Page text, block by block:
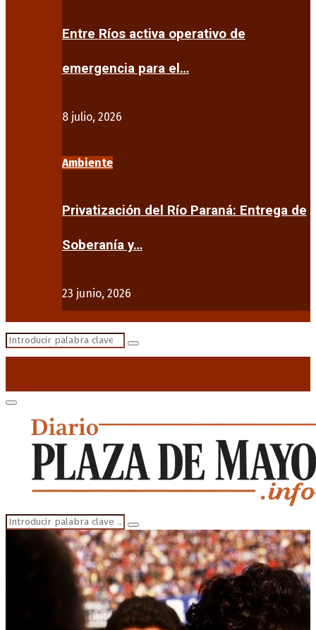
Entre Ríos activa operativo de
emergencia para el…
8 julio, 2026
Ambiente
Privatización del Río Paraná: Entrega de
Soberanía y…
23 junio, 2026
Search
Search
Primary
Menu
Search
for:
Search